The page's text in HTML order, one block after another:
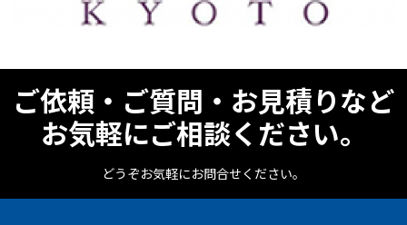
ご依頼・ご質問・お見積りなど
お気軽にご相談ください。
どうぞお気軽にお問合せください。